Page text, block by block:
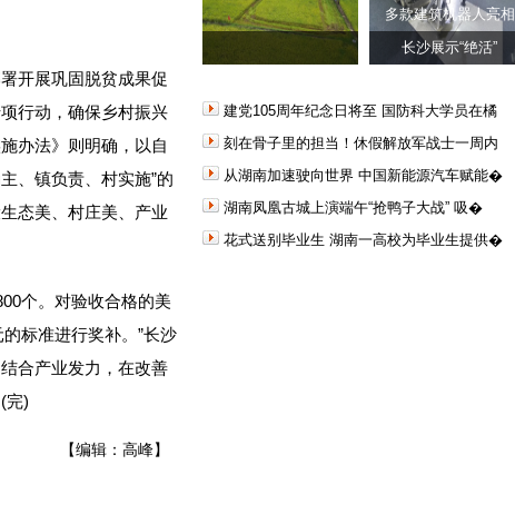
开展巩固脱贫成果促
行动，确保乡村振兴
办法》则明确，以自
、镇负责、村实施”的
态美、村庄美、产业
个。对验收合格的美
标准进行奖补。”长沙
合产业发力，在改善
完)
【编辑：高峰】
多款建筑机器人亮相
长沙展示“绝活”
建党105周年纪念日将至 国防科大学员在橘
刻在骨子里的担当！休假解放军战士一周内
从湖南加速驶向世界 中国新能源汽车赋能�
湖南凤凰古城上演端午“抢鸭子大战” 吸�
花式送别毕业生 湖南一高校为毕业生提供�